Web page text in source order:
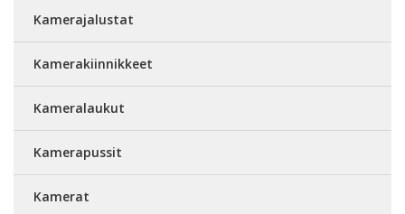
Kamerajalustat
Kamerakiinnikkeet
Kameralaukut
Kamerapussit
Kamerat